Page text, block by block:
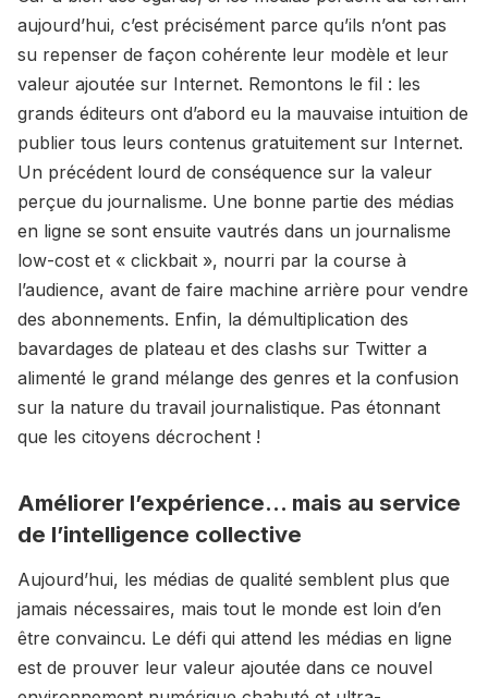
aujourd’hui, c’est précisément parce qu’ils n’ont pas
su repenser de façon cohérente leur modèle et leur
valeur ajoutée sur Internet. Remontons le fil : les
grands éditeurs ont d’abord eu la mauvaise intuition de
publier tous leurs contenus gratuitement sur Internet.
Un précédent lourd de conséquence sur la valeur
perçue du journalisme. Une bonne partie des médias
en ligne se sont ensuite vautrés dans un journalisme
low-cost et « clickbait », nourri par la course à
l’audience, avant de faire machine arrière pour vendre
des abonnements. Enfin, la démultiplication des
bavardages de plateau et des clashs sur Twitter a
alimenté le grand mélange des genres et la confusion
sur la nature du travail journalistique. Pas étonnant
que les citoyens décrochent !
Améliorer l’expérience... mais au service
de l’intelligence collective
Aujourd’hui, les médias de qualité semblent plus que
jamais nécessaires, mais tout le monde est loin d’en
être convaincu. Le défi qui attend les médias en ligne
est de prouver leur valeur ajoutée dans ce nouvel